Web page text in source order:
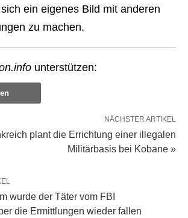
ein eigenes Bild mit anderen
zu machen.
unterstützen:
NÄCHSTER ARTIKEL
plant die Errichtung einer illegalen
Militärbasis bei Kobane »
wurde der Täter vom FBI
die Ermittlungen wieder fallen